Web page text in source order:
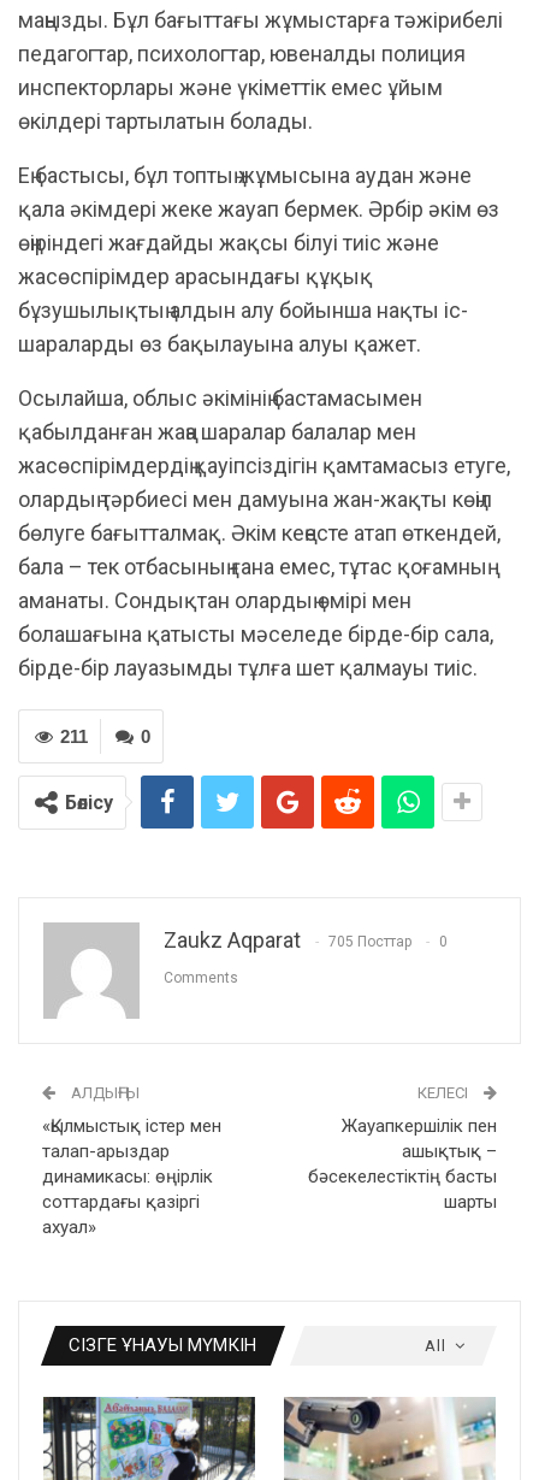
маңызды. Бұл бағыттағы жұмыстарға тәжірибелі
педагогтар, психологтар, ювеналды полиция
инспекторлары және үкіметтік емес ұйым
өкілдері тартылатын болады.
Ең бастысы, бұл топтың жұмысына аудан және
қала әкімдері жеке жауап бермек. Әрбір әкім өз
өңіріндегі жағдайды жақсы білуі тиіс және
жасөспірімдер арасындағы құқық
бұзушылықтың алдын алу бойынша нақты іс-
шараларды өз бақылауына алуы қажет.
Осылайша, облыс әкімінің бастамасымен
қабылданған жаңа шаралар балалар мен
жасөспірімдердің қауіпсіздігін қамтамасыз етуге,
олардың тәрбиесі мен дамуына жан-жақты көңіл
бөлуге бағытталмақ. Әкім кеңесте атап өткендей,
бала – тек отбасының ғана емес, тұтас қоғамның
аманаты. Сондықтан олардың өмірі мен
болашағына қатысты мәселеде бірде-бір сала,
бірде-бір лауазымды тұлға шет қалмауы тиіс.
0
211
Бөлісу
Zaukz Aqparat 705 Посттар 0
Comments
АЛДЫҢҒЫ
«Қылмыстық істер мен
талап-арыздар
динамикасы: өңірлік
соттардағы қазіргі
ахуал»
КЕЛЕСІ
Жауапкершілік пен
ашықтық –
бәсекелестіктің басты
шарты
All
СІЗГЕ ҰНАУЫ МҮМКІН